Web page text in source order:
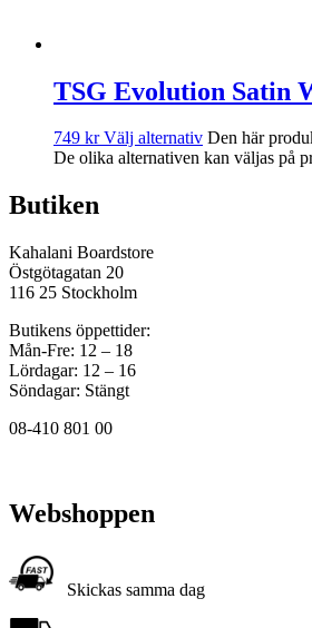
TSG Evolution Satin
749 kr Välj alternativ Den här
De olika alternativen kan väljas på
Butiken
Kahalani Boardstore
Östgötagatan 20
116 25 Stockholm
Butikens öppettider:
Mån-Fre: 12 – 18
Lördagar: 12 – 16
Söndagar: Stängt
08-410 801 00
Webshoppen
Skickas samma dag